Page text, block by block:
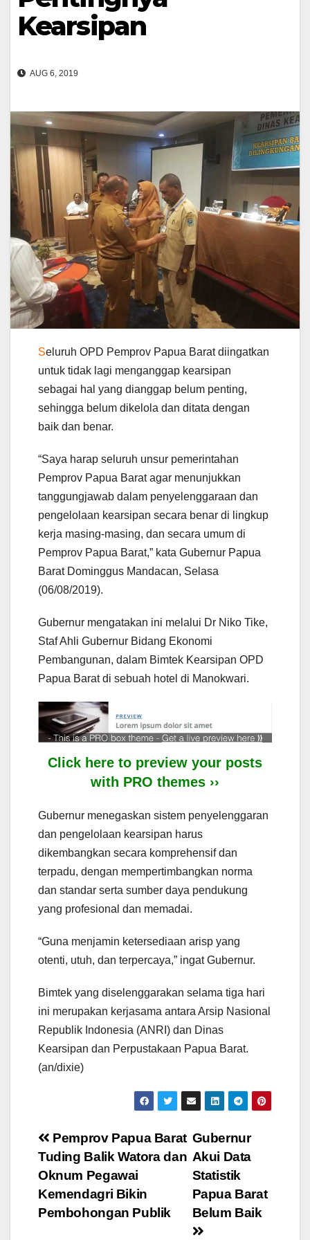
Kearsipan
AUG 6, 2019
Seluruh OPD Pemprov Papua Barat diingatkan
untuk tidak lagi menganggap kearsipan
sebagai hal yang dianggap belum penting,
sehingga belum dikelola dan ditata dengan
baik dan benar.
“Saya harap seluruh unsur pemerintahan
Pemprov Papua Barat agar menunjukkan
tanggungjawab dalam penyelenggaraan dan
pengelolaan kearsipan secara benar di lingkup
kerja masing-masing, dan secara umum di
Pemprov Papua Barat,” kata Gubernur Papua
Barat Dominggus Mandacan, Selasa
(06/08/2019).
Gubernur mengatakan ini melalui Dr Niko Tike,
Staf Ahli Gubernur Bidang Ekonomi
Pembangunan, dalam Bimtek Kearsipan OPD
Papua Barat di sebuah hotel di Manokwari.
Click here to preview your posts
with PRO themes ››
Gubernur menegaskan sistem penyelenggaran
dan pengelolaan kearsipan harus
dikembangkan secara komprehensif dan
terpadu, dengan mempertimbangkan norma
dan standar serta sumber daya pendukung
yang profesional dan memadai.
“Guna menjamin ketersediaan arisp yang
otenti, utuh, dan terpercaya,” ingat Gubernur.
Bimtek yang diselenggarakan selama tiga hari
ini merupakan kerjasama antara Arsip Nasional
Republik Indonesia (ANRI) dan Dinas
Kearsipan dan Perpustakaan Papua Barat.
(an/dixie)
Post
navigation
Gubernur
Akui Data
Statistik
Papua Barat
Belum Baik
Pemprov Papua Barat
Tuding Balik Watora dan
Oknum Pegawai
Kemendagri Bikin
Pembohongan Publik